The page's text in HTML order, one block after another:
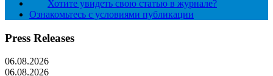
Хотите увидеть свою статью в журнале?
Ознакомьтесь с условиями публикации
Press Releases
06.08.2026
06.08.2026